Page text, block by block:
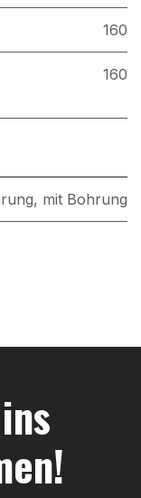
160
160
, mit Bohrung